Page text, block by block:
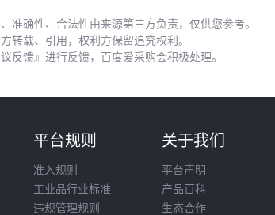
准确性、合法性由来源第三方负责，仅供您参考。
转载、引用，权利方保留追究权利。
反馈』进行反馈，百度爱采购会积极处理。
平台规则
准入规则
工业品行业标准
违规管理规则
关于我们
平台声明
产品百科
生态合作